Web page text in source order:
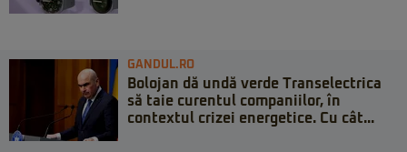
GANDUL.RO
Bolojan dă undă verde Transelectrica
să taie curentul companiilor, în
contextul crizei energetice. Cu cât...